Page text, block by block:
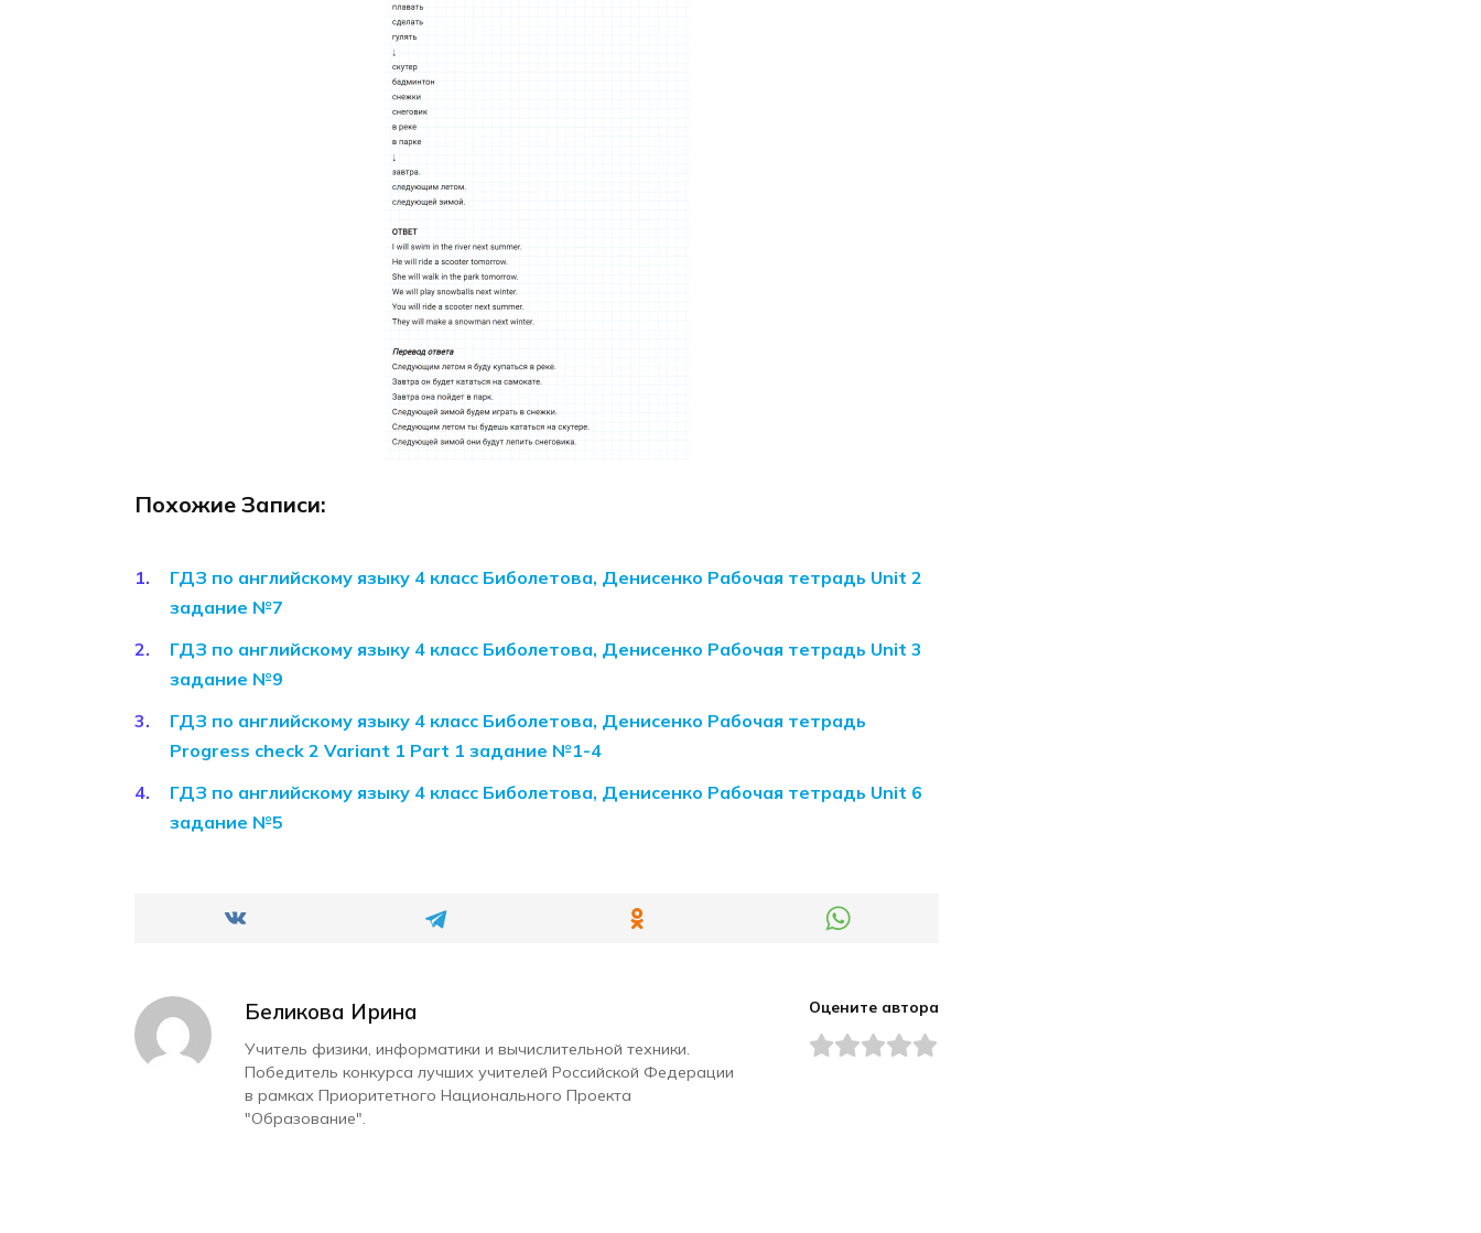
Похожие Записи:
ГДЗ по английскому языку 4 класс Биболетова, Денисенко Рабочая тетрадь Unit 2
задание №7
ГДЗ по английскому языку 4 класс Биболетова, Денисенко Рабочая тетрадь Unit 3
задание №9
ГДЗ по английскому языку 4 класс Биболетова, Денисенко Рабочая тетрадь
Progress check 2 Variant 1 Part 1 задание №1-4
ГДЗ по английскому языку 4 класс Биболетова, Денисенко Рабочая тетрадь Unit 6
задание №5
Беликова Ирина
Учитель физики, информатики и вычислительной техники.
Победитель конкурса лучших учителей Российской Федерации
в рамках Приоритетного Национального Проекта
"Образование".
Оцените автора